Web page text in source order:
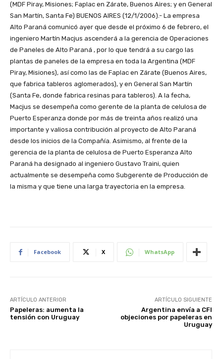
(MDF Piray, Misiones; Faplac en Zárate, Buenos Aires; y en General
San Martín, Santa Fe) BUENOS AIRES (12/1/2006).- La empresa
Alto Paraná comunicó ayer que desde el próximo 6 de febrero, el
ingeniero Martín Macjus ascenderá a la gerencia de Operaciones
de Paneles de Alto Paraná , por lo que tendrá a su cargo las
plantas de paneles de la empresa en toda la Argentina (MDF
Piray, Misiones), así como las de Faplac en Zárate (Buenos Aires,
que fabrica tableros aglomerados), y en General San Martín
(Santa Fe, donde fabrica resinas para tableros). A la fecha,
Macjus se desempeña como gerente de la planta de celulosa de
Puerto Esperanza donde por más de treinta años realizó una
importante y valiosa contribución al proyecto de Alto Paraná
desde los inicios de la Compañía. Asimismo, al frente de la
gerencia de la planta de celulosa de Puerto Esperanza Alto
Paraná ha designado al ingeniero Gustavo Traini, quien
actualmente se desempeña como Subgerente de Producción de
la misma y que tiene una larga trayectoria en la empresa.
Facebook X WhatsApp
ARTÍCULO ANTERIOR
Papeleras: aumenta la
tensión con Uruguay
ARTÍCULO SIGUIENTE
Argentina envía a CFI
objeciones por papeleras en
Uruguay